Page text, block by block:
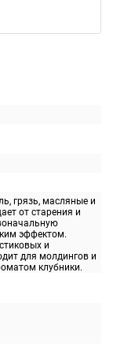
грязь, масляные и
от старения и
эффектом.
и
для молдингов и
клубники.